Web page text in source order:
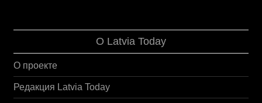
О Latvia Today
О проекте
Редакция Latvia Today